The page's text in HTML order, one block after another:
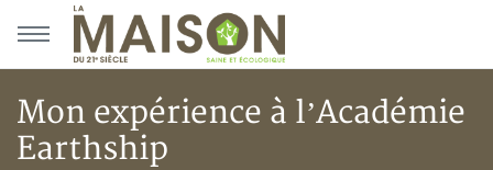
Aller au menu principal
Aller au contenu principal
Mon expérience à l’Académie
Earthship